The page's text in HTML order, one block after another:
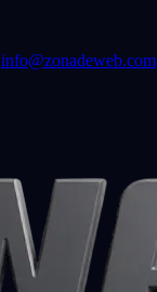
info@zonadeweb.com